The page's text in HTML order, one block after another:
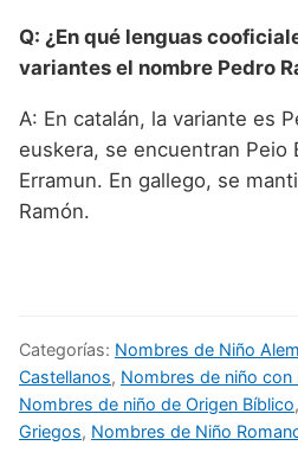
Q: ¿En qué lenguas
variantes el nombre Pedro
A: En catalán, la variante es
euskera, se encuentran Peio
Erramun. En gallego, se
Ramón.
Categorías: Nombres de Niño
Castellanos, Nombres de niño con
Nombres de niño de Origen Bíblico,
Griegos, Nombres de Niño